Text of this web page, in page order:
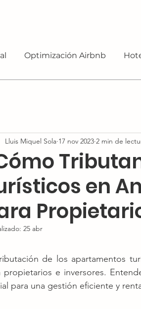
Optimización Airbnb
en
Lluis Miquel Sola 17 nov 2023 2 min de
25 abr
de los apartamentos
propietarios e inversores.
para una gestión eficiente y